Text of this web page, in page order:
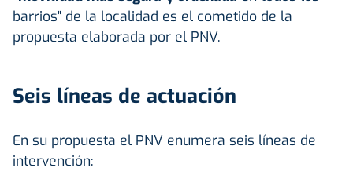
barrios" de la localidad es el cometido de la
propuesta elaborada por el PNV.
Seis líneas de actuación
En su propuesta el PNV enumera seis líneas de
intervención: